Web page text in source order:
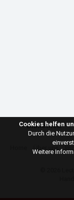
Bibliothek
Cookies helfen
Durch die
Weitere